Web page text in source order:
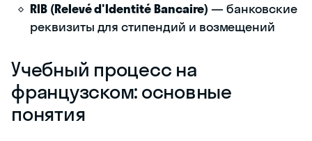
RIB (Relevé d'Identité Bancaire) — банковские
реквизиты для стипендий и возмещений
Учебный процесс на
французском: основные
понятия